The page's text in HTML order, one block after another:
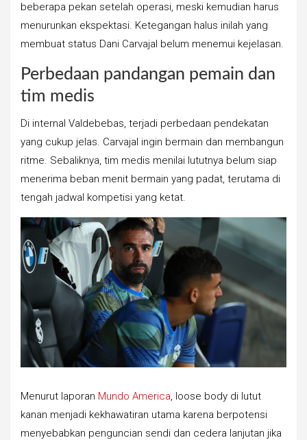
beberapa pekan setelah operasi, meski kemudian harus
menurunkan ekspektasi. Ketegangan halus inilah yang
membuat status Dani Carvajal belum menemui kejelasan.
Perbedaan pandangan pemain dan
tim medis
Di internal Valdebebas, terjadi perbedaan pendekatan
yang cukup jelas. Carvajal ingin bermain dan membangun
ritme. Sebaliknya, tim medis menilai lututnya belum siap
menerima beban menit bermain yang padat, terutama di
tengah jadwal kompetisi yang ketat.
Menurut laporan Mundo America, loose body di lutut
kanan menjadi kekhawatiran utama karena berpotensi
menyebabkan penguncian sendi dan cedera lanjutan jika